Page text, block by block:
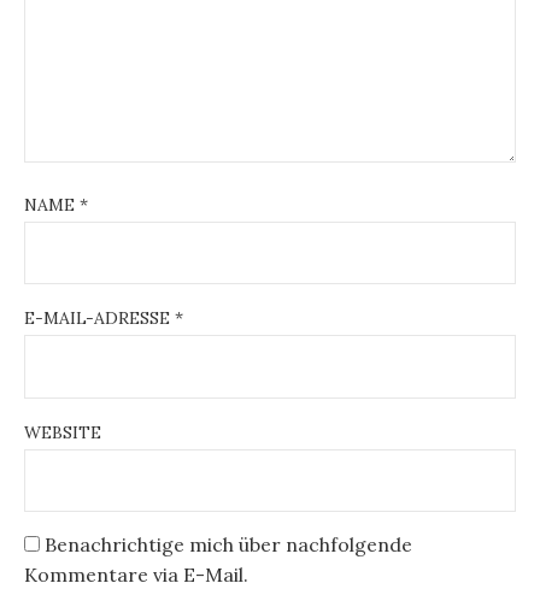
NAME *
E-MAIL-ADRESSE *
WEBSITE
Benachrichtige mich über nachfolgende
Kommentare via E-Mail.